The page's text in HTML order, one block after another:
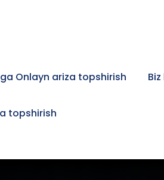
Onlayn ariza topshirish
topshirish